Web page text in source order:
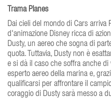
Trama Planes
Dai cieli del mondo di Cars arriva
d'animazione Disney ricca di
Dusty, un aereo che sogna di
quota. Tuttavia, Dusty non è
e si dà il caso che soffra anche
esperto aereo della marina e,
qualificarsi per affrontare il
coraggio di Dusty sarà messo a